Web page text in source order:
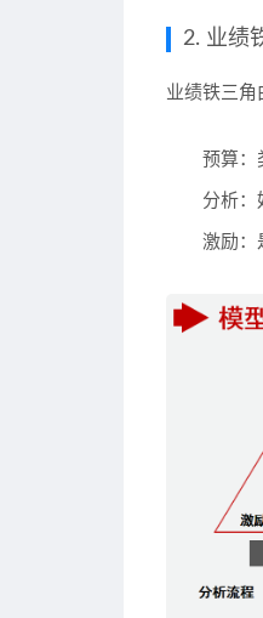
2. 业绩
业绩铁三角
预算：
分析：
激励 ：